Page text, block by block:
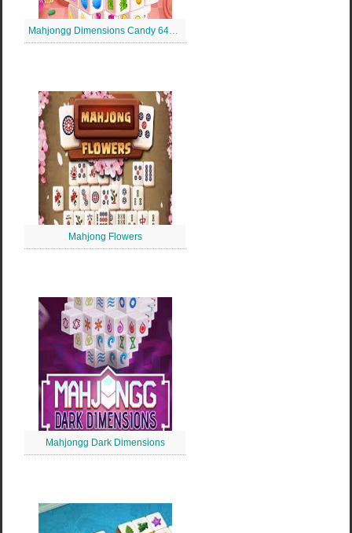
Mahjongg Dimensions Candy 640 Sekunden
Mahjong Flowers
Mahjongg Dark Dimensions